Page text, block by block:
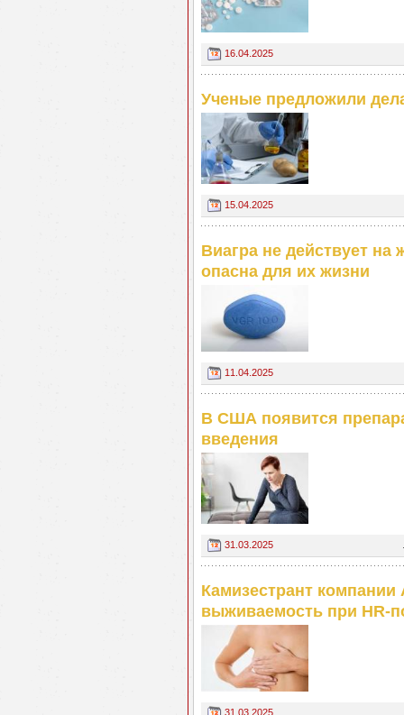
16.04.2025
Ученые предложили
15.04.2025
Виагра не действует
опасна для их жизни
11.04.2025
В США появится
введения
31.03.2025
Камизестрант компании
выживаемость при
31.03.2025